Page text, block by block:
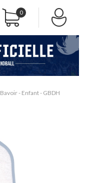
0
Bavoir - Enfant - GBDH